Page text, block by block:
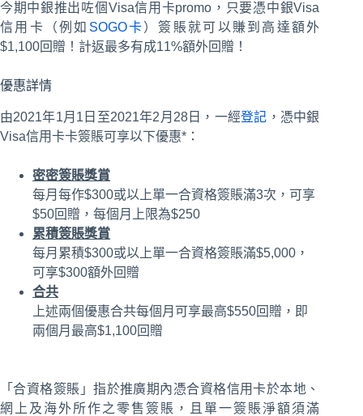
今期中銀推出咗個Visa信用卡promo，只要憑中銀Visa
信用卡（例如 SOGO卡）簽賬就可以賺到高達額外
$1,100回贈！計返最多有成11%額外回贈！
優惠詳情
由2021年1月1日至2021年2月28日，一經登記 ，憑中銀
Visa信用卡卡簽賬可享以下優惠*：
密密簽賬獎賞
每月每作$300或以上單一合資格簽賬滿3次，可享
$50回贈，每個月上限為$250
累積簽賬獎賞
每月累積$300或以上單一合資格簽賬滿$5,000，
可享$300額外回贈
合共
上述兩個優惠合共每個月可享最高$550回贈，即
兩個月最高$1,100回贈
「合資格簽賬」指於推廣期內憑合資格信用卡於本地、
網上及海外所作之零售簽賬，且單一簽賬淨額須滿